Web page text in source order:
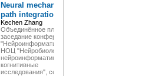
Neural mechanisms of
path integration
Kechen Zhang
Объединённое пленарное
заседание конференции
"Нейроинформатика-2011",
НОЦ "Нейробиология,
нейроинформатика и
когнитивные
исследования", секция